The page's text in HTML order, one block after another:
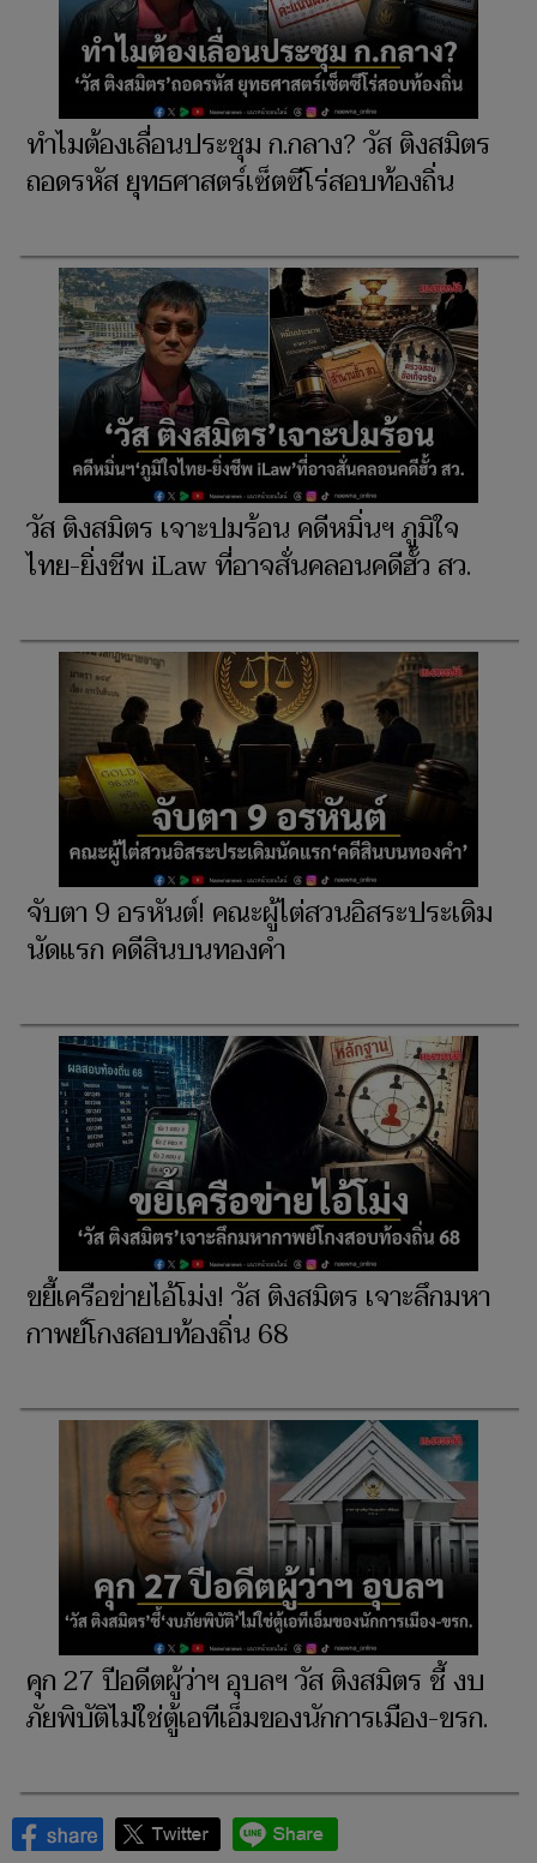
ทำไมต้องเลื่อนประชุม ก.กลาง? วัส ติงสมิตร
ถอดรหัส ยุทธศาสตร์เซ็ตซีโร่สอบท้องถิ่น
วัส ติงสมิตร เจาะปมร้อน คดีหมิ่นฯ ภูมิใจ
ไทย-ยิ่งชีพ iLaw ที่อาจสั่นคลอนคดีฮั้ว สว.
จับตา 9 อรหันต์! คณะผู้ไต่สวนอิสระประเดิม
นัดแรก คดีสินบนทองคำ
ขยี้เครือข่ายไอ้โม่ง! วัส ติงสมิตร เจาะลึกมหา
กาพย์โกงสอบท้องถิ่น 68
คุก 27 ปีอดีตผู้ว่าฯ อุบลฯ วัส ติงสมิตร ชี้ งบ
ภัยพิบัติไม่ใช่ตู้เอทีเอ็มของนักการเมือง-ขรก.